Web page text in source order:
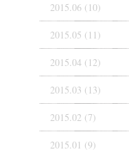
2015.06 (10)
2015.05 (11)
2015.04 (12)
2015.03 (13)
2015.02 (7)
2015.01 (9)